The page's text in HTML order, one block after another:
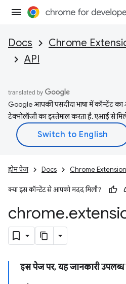
Docs Chrome
API
Google आपकी पसंदीदा भाषा में कॉन्टेंट
टेक्नोलॉजी का इस्तेमाल करता है. एआई से
होम पेज Docs Chrome
क्या इस कॉन्टेंट से आपको मदद मिली?
chrome.
इस पेज पर, यह जानकारी उपलब्ध